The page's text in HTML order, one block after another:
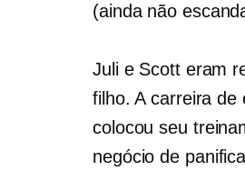
(ainda não
Juli e Scott eram
filho. A carreira de
colocou seu
negócio de